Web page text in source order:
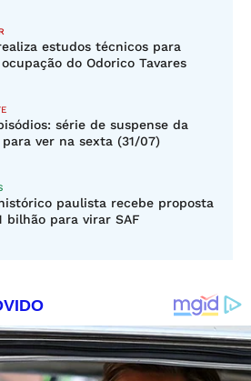
estudos técnicos para
do Odorico Tavares
série de suspense da
ver na sexta (31/07)
paulista recebe proposta
bilhão para virar SAF